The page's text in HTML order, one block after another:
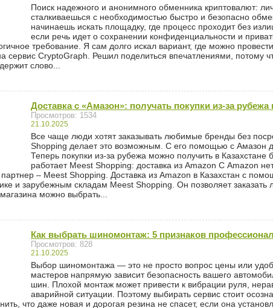
Поиск надежного и анонимного обменника криптовалют:
сталкиваешься с необходимостью быстро и безопасно
начинаешь искать площадку, где процесс проходит без
если речь идет о сохранении конфиденциальности и
требование. Я сам долго искал вариант, где можно
сервис CryptoGraph. Решил поделиться впечатлениями, потому
слово...
Доставка с «Амазон»: получать покупки из-за рубежа
Просмотров: 1534
21.10.2025
Все чаще люди хотят заказывать любимые бренды без
Shopping делает это возможным. С его помощью с Амазон
Теперь покупки из-за рубежа можно получить в
работает Meest Shopping: доставка из Amazon С Amazon
– Meest Shopping. Доставка из Amazon в Казахстан с
и зарубежным складам Meest Shopping. Он позволяет
можно выбрать...
Как выбрать шиномонтаж: 5 признаков
Просмотров: 828
21.10.2025
Выбор шиномонтажа — это не просто вопрос цены или
мастеров напрямую зависит безопасность вашего
шин. Плохой монтаж может привести к вибрации руля,
аварийной ситуации. Поэтому выбирать сервис стоит
что даже новая и дорогая резина не спасет, если она